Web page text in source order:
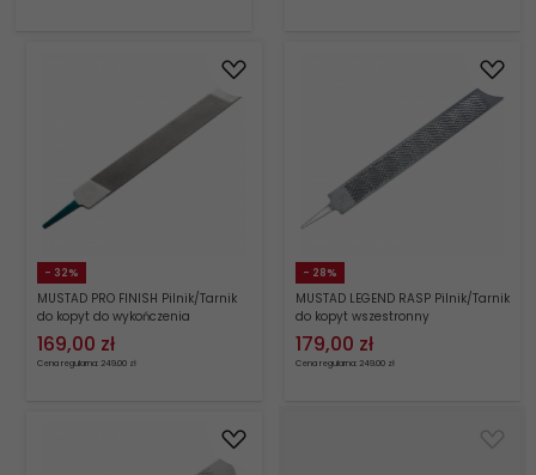
- 32%
MUSTAD PRO FINISH Pilnik/Tarnik
do kopyt do wykończenia
werkowania
169,00 zł
Cena regularna: 249.00 zł
- 28%
MUSTAD LEGEND RASP Pilnik/Tarnik
do kopyt wszestronny
179,00 zł
Cena regularna: 249.00 zł